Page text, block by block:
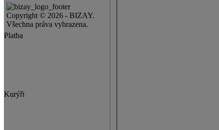
Copyright © 2026 - BIZAY.
Všechna práva vyhrazena.
Platba
Kurýři